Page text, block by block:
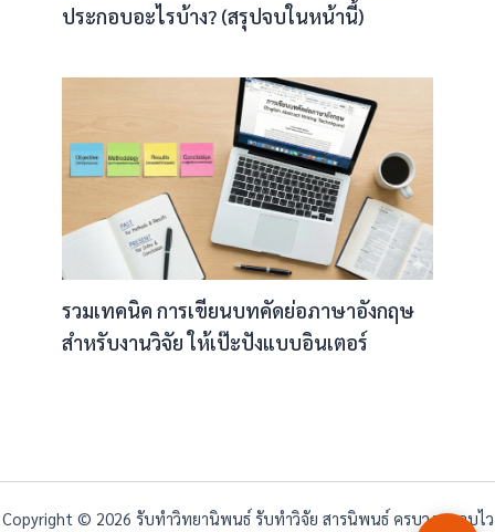
ประกอบอะไรบ้าง? (สรุปจบในหน้านี้)
รวมเทคนิค การเขียนบทคัดย่อภาษาอังกฤษ
สำหรับงานวิจัย ให้เป๊ะปังแบบอินเตอร์
Copyright © 2026 รับทำวิทยานิพนธ์ รับทำวิจัย สารนิพนธ์ ครบวงจร จบไว